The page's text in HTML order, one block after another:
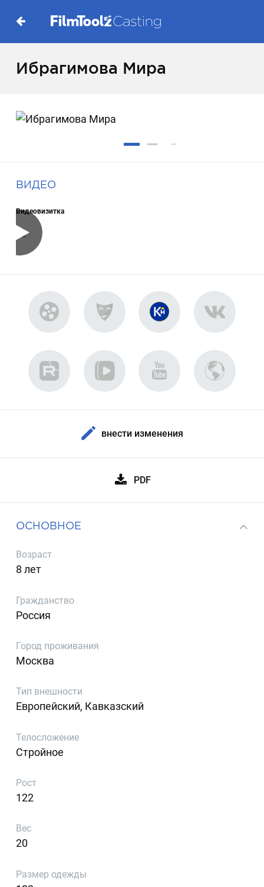
Ибрагимова Мира
ВИДЕО
Видеовизитка
внести изменения
PDF
ОСНОВНОЕ
Возраст
8 лет
Гражданство
Россия
Город проживания
Москва
Тип внешности
Европейский, Кавказский
Телосложение
Стройное
Рост
122
Вес
20
Размер одежды